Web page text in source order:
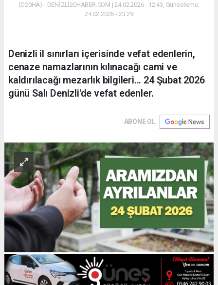
(D20HA) - DENİZLİ20HABER.COM | 24.02.2026 - 12:43, Güncelleme:
24.02.2026 - 23:29
Denizli il sınırları içerisinde vefat edenlerin,
cenaze namazlarının kılınacağı cami ve
kaldırılacağı mezarlık bilgileri... 24 Şubat 2026
günü Salı Denizli'de vefat edenler.
ABONE OL